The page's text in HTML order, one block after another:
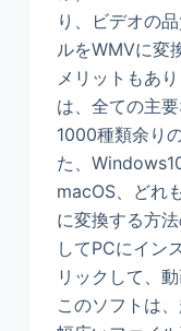
り、ビデオの
ルをWMVに変
メリットもあ
は、全ての主
1000種類余り
た、
macOS、どれ
に変換する方
してPCにイン
リックして、
このソフトは